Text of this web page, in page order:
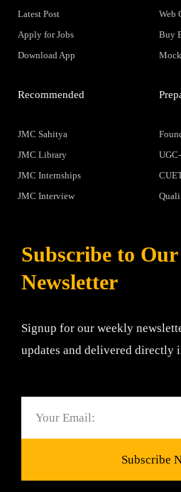
Latest Post
Apply for Jobs
Download App
Web
Buy
Recommended
JMC Sahitya
JMC Library
JMC Internships
JMC Interview
Subscribe to Our
Newsletter
Signup for our weekly
updates and delivered directly
Subscribe